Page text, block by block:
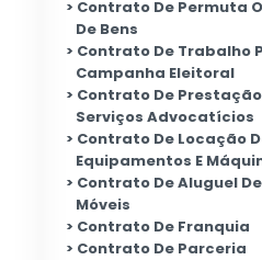
Contrato De Permuta
De Bens
Contrato De Trabalho
Campanha Eleitoral
Contrato De Prestação
Serviços Advocatícios
Contrato De Locação
Equipamentos E
Contrato De Aluguel
Móveis
Contrato De Franquia
Contrato De Parceria